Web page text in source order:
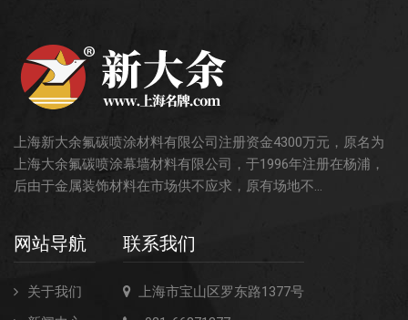
上海新大余氟碳喷涂材料有限公司注册资金4300万元，原名为
上海大余氟碳喷涂幕墙材料有限公司，于1996年注册在杨浦，
后由于金属装饰材料在市场供不应求，原有场地不...
网站导航
关于我们
联系我们
上海市宝山区罗东路1377号